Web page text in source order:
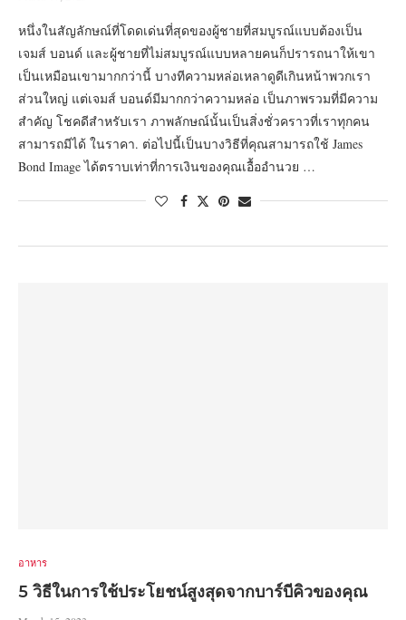
หนึ่งในสัญลักษณ์ที่โดดเด่นที่สุดของผู้ชายที่สมบูรณ์แบบต้องเป็น
เจมส์ บอนด์ และผู้ชายที่ไม่สมบูรณ์แบบหลายคนก็ปรารถนาให้เขา
เป็นเหมือนเขามากกว่านี้ บางทีความหล่อเหลาดูดีเกินหน้าพวกเรา
ส่วนใหญ่ แต่เจมส์ บอนด์มีมากกว่าความหล่อ เป็นภาพรวมที่มีความ
สำคัญ โชคดีสำหรับเรา ภาพลักษณ์นั้นเป็นสิ่งชั่วคราวที่เราทุกคน
สามารถมีได้ ในราคา. ต่อไปนี้เป็นบางวิธีที่คุณสามารถใช้ James
Bond Image ได้ตราบเท่าที่การเงินของคุณเอื้ออำนวย …
อาหาร
5 วิธีในการใช้ประโยชน์สูงสุดจากบาร์บีคิวของคุณ